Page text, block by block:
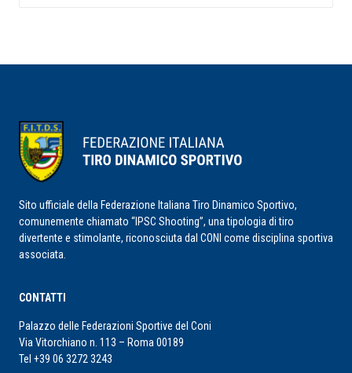
Sito ufficiale della Federazione Italiana Tiro Dinamico Sportivo,
comunemente chiamato “IPSC Shooting”, una tipologia di tiro
divertente e stimolante, riconosciuta dal CONI come disciplina sportiva
associata.
CONTATTI
Palazzo delle Federazioni Sportive del Coni
Via Vitorchiano n. 113 – Roma 00189
Tel +39 06 3272 3243